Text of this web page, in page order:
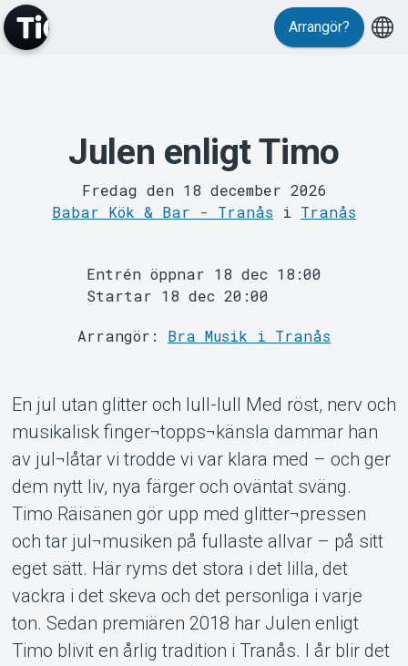
MyTickster
Support
Om Tickster
Arrangör?
Julen enligt Timo
Fredag den 18 december 2026
Babar Kök & Bar - Tranås i Tranås
Entrén öppnar 18 dec 18:00
Startar 18 dec 20:00
Arrangör: Bra Musik i Tranås
En jul utan glitter och lull-lull Med röst, nerv och
musikalisk finger¬topps¬känsla dammar han
av jul¬låtar vi trodde vi var klara med – och ger
dem nytt liv, nya färger och oväntat sväng.
Timo Räisänen gör upp med glitter¬pressen
och tar jul¬musiken på fullaste allvar – på sitt
eget sätt. Här ryms det stora i det lilla, det
vackra i det skeva och det personliga i varje
ton. Sedan premiären 2018 har Julen enligt
Timo blivit en årlig tradition i Tranås. I år blir det